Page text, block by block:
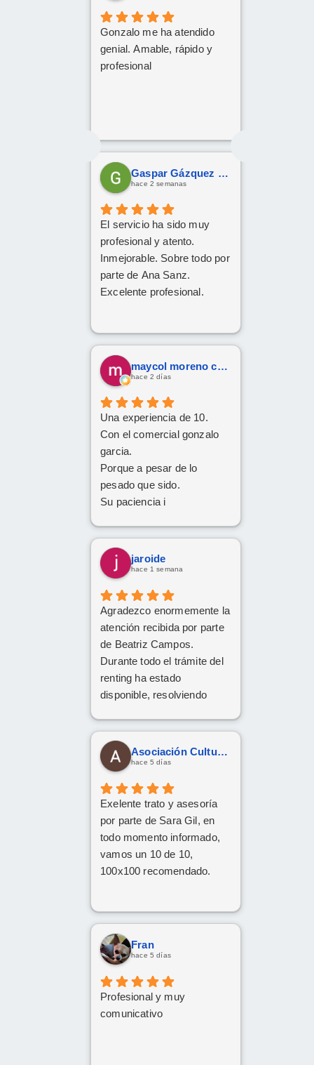
Gonzalo me ha atendido
genial. Amable, rápido y
profesional
Gaspar Gázquez Galera
hace 2 semanas
El servicio ha sido muy
profesional y atento.
Inmejorable. Sobre todo por
parte de Ana Sanz.
Excelente profesional.
maycol moreno cuervo
hace 2 días
Una experiencia de 10.
Con el comercial gonzalo
garcia.
Porque a pesar de lo
pesado que sido.
Su paciencia i
Han cumplido el sueño de
mi familia
De tener el coche deseado.
cordial
Da gusto comunicarse con
jaroide
hace 1 semana
Agradezco enormemente la
atención recibida por parte
de Beatriz Campos.
Durante todo el trámite del
renting ha estado
disponible, resolviendo
amabilidad y mucha
claridad. La gestión ha sido
rápida y profesional. ¡Cinco
Asociación Cultural Yesha
hace 5 días
Exelente trato y asesoría
por parte de Sara Gil, en
todo momento informado,
vamos un 10 de 10,
100x100 recomendado.
Fran
hace 5 días
Profesional y muy
comunicativo